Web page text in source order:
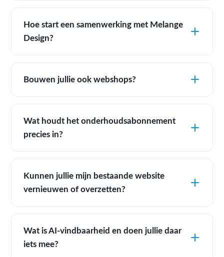
Hoe start een samenwerking met Melange
Design?
Bouwen jullie ook webshops?
Wat houdt het onderhoudsabonnement
precies in?
Kunnen jullie mijn bestaande website
vernieuwen of overzetten?
Wat is AI-vindbaarheid en doen jullie daar
iets mee?